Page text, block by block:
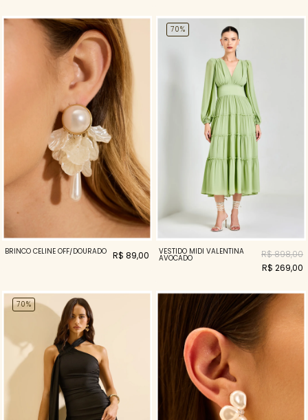
BRINCO CELINE OFF/DOURADO R$ 89,00
70%
VESTIDO MIDI VALENTINA
AVOCADO
R$ 898,00
R$ 269,00
70%